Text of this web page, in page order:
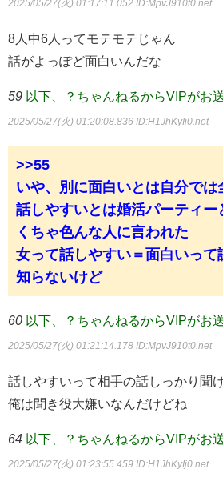
2025/05/27(火) 01:17:11.052 ID:MpvJ910t0.net
8人中6人ってモテモテじゃん
話がよっぽど面白いんだな
59 以下、？ちゃんねるからVIPがお
2025/05/27(火) 01:20:08.836 ID:H1JhKyIj0.net
>>55
いや、別に面白いとは自分では
話しやすいとは婚活パーティー
くちゃ色んな人に言われた
女って話しやすい＝面白いって
知らないけど
60 以下、？ちゃんねるからVIPがお
2025/05/27(火) 01:21:14.178 ID:MpvJ910t0.net
話しやすいって相手の話しっかり聞
俺は聞き役大嫌いなんだけどね
64 以下、？ちゃんねるからVIPがお
2025/05/27(火) 01:23:55.459 ID:H1JhKyIj0.net